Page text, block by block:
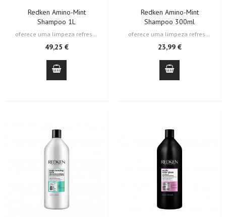
Redken Amino-Mint
Shampoo 1L
49,25 €
Redken Amino-Mint
Shampoo 300ml
23,99 €